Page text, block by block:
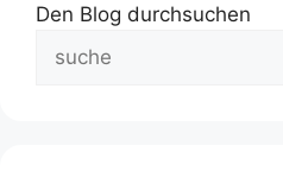
Den Blog durchsuchen